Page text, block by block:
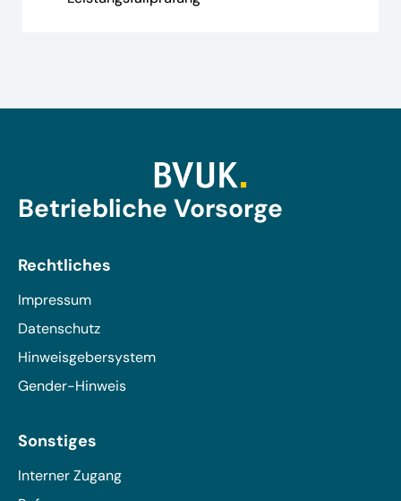
Betriebliche Vorsorge
Rechtliches
Impressum
Datenschutz
Hinweisgebersystem
Gender-Hinweis
Sonstiges
Interner Zugang